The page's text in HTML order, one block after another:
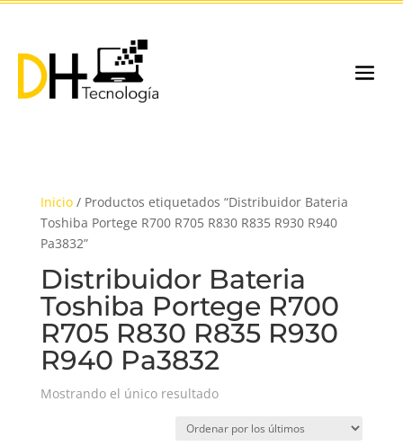
Inicio/ Productos etiquetados “Distribuidor Bateria
Toshiba Portege R700 R705 R830 R835 R930 R940
Pa3832”
Distribuidor Bateria
Toshiba Portege R700
R705 R830 R835 R930
R940 Pa3832
Mostrando el único resultado